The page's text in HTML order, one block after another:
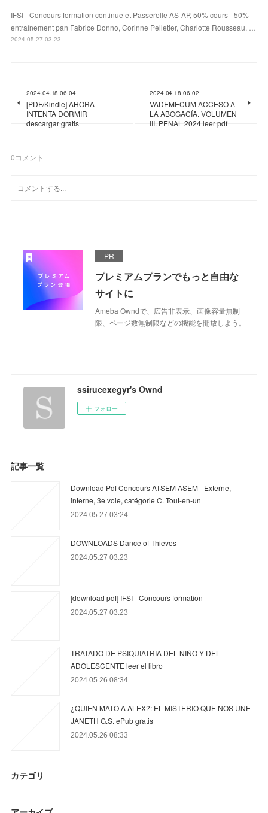
IFSI - Concours formation continue et Passerelle AS-AP, 50% cours - 50%
entraînement pan Fabrice Donno, Corinne Pelletier, Charlotte Rousseau, …
2024.05.27 03:23
2024.04.18 06:04
[PDF/Kindle] AHORA
INTENTA DORMIR
descargar gratis
2024.04.18 06:02
VADEMECUM ACCESO A
LA ABOGACÍA. VOLUMEN
III. PENAL 2024 leer pdf
0コメント
PR
プレミアムプランでもっと自由な
サイトに
Ameba Owndで、広告非表示、画像容量無制
限、ページ数無制限などの機能を開放しよう。
ssirucexegyr's Ownd
フォロー
記事一覧
Download Pdf Concours ATSEM ASEM - Externe,
interne, 3e voie, catégorie C. Tout-en-un
2024.05.27 03:24
DOWNLOADS Dance of Thieves
2024.05.27 03:23
[download pdf] IFSI - Concours formation
2024.05.27 03:23
TRATADO DE PSIQUIATRIA DEL NIÑO Y DEL
ADOLESCENTE leer el libro
2024.05.26 08:34
¿QUIEN MATO A ALEX?: EL MISTERIO QUE NOS UNE
JANETH G.S. ePub gratis
2024.05.26 08:33
カテゴリ